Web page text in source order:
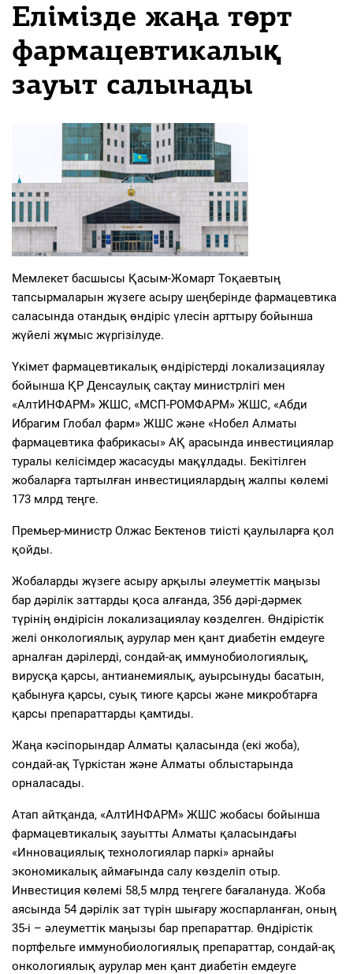
Елімізде жаңа төрт
фармацевтикалық
зауыт салынады
Мемлекет басшысы Қасым-Жомарт Тоқаевтың
тапсырмаларын жүзеге асыру шеңберінде фармацевтика
саласында отандық өндіріс үлесін арттыру бойынша
жүйелі жұмыс жүргізілуде.
Үкімет фармацевтикалық өндірістерді локализациялау
бойынша ҚР Денсаулық сақтау министрлігі мен
«АлтИНФАРМ» ЖШС, «МСП-РОМФАРМ» ЖШС, «Абди
Ибрагим Глобал фарм» ЖШС және «Нобел Алматы
фармацевтика фабрикасы» АҚ арасында инвестициялар
туралы келісімдер жасасуды мақұлдады. Бекітілген
жобаларға тартылған инвестициялардың жалпы көлемі
173 млрд теңге.
Премьер-министр Олжас Бектенов тиісті қаулыларға қол
қойды.
Жобаларды жүзеге асыру арқылы әлеуметтік маңызы
бар дәрілік заттарды қоса алғанда, 356 дәрі-дәрмек
түрінің өндірісін локализациялау көзделген. Өндірістік
желі онкологиялық аурулар мен қант диабетін емдеуге
арналған дәрілерді, сондай-ақ иммунобиологиялық,
вирусқа қарсы, антианемиялық, ауырсынуды басатын,
қабынуға қарсы, суық тиюге қарсы және микробтарға
қарсы препараттарды қамтиды.
Жаңа кәсіпорындар Алматы қаласында (екі жоба),
сондай-ақ Түркістан және Алматы облыстарында
орналасады.
Атап айтқанда, «АлтИНФАРМ» ЖШС жобасы бойынша
фармацевтикалық зауытты Алматы қаласындағы
«Инновациялық технологиялар паркі» арнайы
экономикалық аймағында салу көзделіп отыр.
Инвестиция көлемі 58,5 млрд теңгеге бағалануда. Жоба
аясында 54 дәрілік зат түрін шығару жоспарланған, оның
35-і – әлеуметтік маңызы бар препараттар. Өндірістік
портфельге иммунобиологиялық препараттар, сондай-ақ
онкологиялық аурулар мен қант диабетін емдеуге